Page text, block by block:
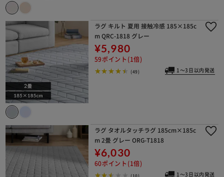
ラグ キルト 夏用 接触冷感 185×185c
m QRC-1818 グレー
¥5,980
59ポイント(1倍)
(49) 1～3日以内発送
ラグ タオルタッチラグ 185cm×185c
m 2畳 グレー ORG-T1818
¥6,030
60ポイント(1倍)
(10) 1～3日以内発送